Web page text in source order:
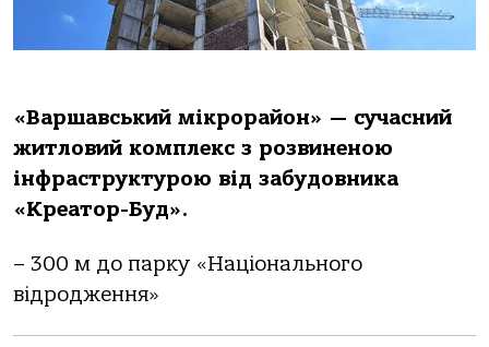
«Варшавський мікрорайон» — сучасний
житловий комплекс з розвиненою
інфраструктурою від забудовника
«Креатор-Буд».
– 300 м до парку «Національного
відродження»